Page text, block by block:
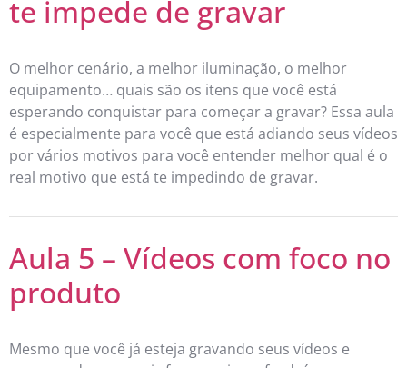
te impede de gravar
O melhor cenário, a melhor iluminação, o melhor
equipamento… quais são os itens que você está
esperando conquistar para começar a gravar? Essa aula
é especialmente para você que está adiando seus vídeos
por vários motivos para você entender melhor qual é o
real motivo que está te impedindo de gravar.
Aula 5 – Vídeos com foco no
produto
Mesmo que você já esteja gravando seus vídeos e